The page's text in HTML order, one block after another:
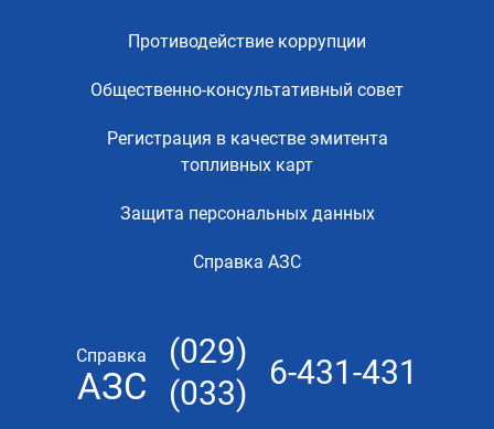
Противодействие коррупции
Общественно-консультативный совет
Регистрация в качестве эмитента
топливных карт
Защита персональных данных
Справка АЗС
Справка
АЗС
(029)
(033)
6-431-431